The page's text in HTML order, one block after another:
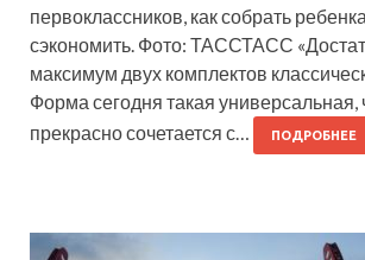
первоклассников, как собрать
сэкономить. Фото: ТАССТАСС
максимум двух комплектов
Форма сегодня такая универсальная,
прекрасно сочетается с…
ПОДРОБНЕЕ